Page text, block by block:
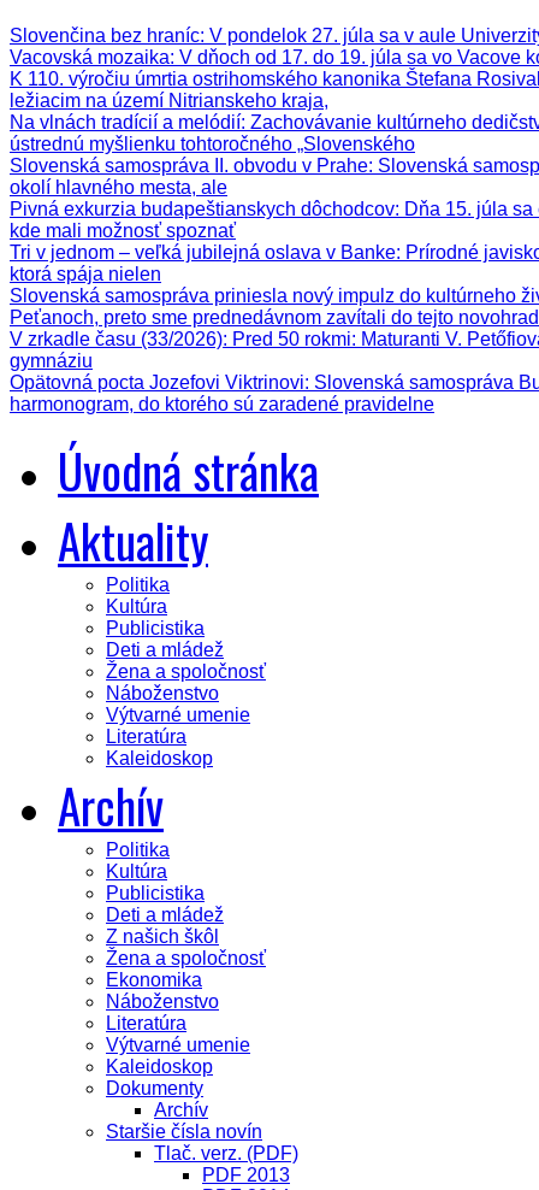
Slovenčina bez hraníc: V pondelok 27. júla sa v aule
Vacovská mozaika: V dňoch od 17. do 19. júla sa vo Vacove
K 110. výročiu úmrtia ostrihomského kanonika Štefana
ležiacim na území Nitrianskeho kraja,
Na vlnách tradícií a melódií: Zachovávanie kultúrneho
ústrednú myšlienku tohtoročného „Slovenského
Slovenská samospráva II. obvodu v Prahe: Slovenská
okolí hlavného mesta, ale
Pivná exkurzia budapeštianskych dôchodcov: Dňa 15. júla
kde mali možnosť spoznať
Tri v jednom – veľká jubilejná oslava v Banke: Prírodné
ktorá spája nielen
Slovenská samospráva priniesla nový impulz do kultúrneho
Peťanoch, preto sme prednedávnom zavítali do tejto
V zrkadle času (33/2026): Pred 50 rokmi: Maturanti V.
gymnáziu
Opätovná pocta Jozefovi Viktrinovi: Slovenská samospráva
harmonogram, do ktorého sú zaradené pravidelne
Úvodná stránka
Aktuality
Politika
Kultúra
Publicistika
Deti a mládež
Žena a spoločnosť
Náboženstvo
Výtvarné umenie
Literatúra
Kaleidoskop
Archív
Politika
Kultúra
Publicistika
Deti a mládež
Z našich škôl
Žena a spoločnosť
Ekonomika
Náboženstvo
Literatúra
Výtvarné umenie
Kaleidoskop
Dokumenty
Archív
Staršie čísla novín
Tlač. verz. (PDF)
PDF 2013